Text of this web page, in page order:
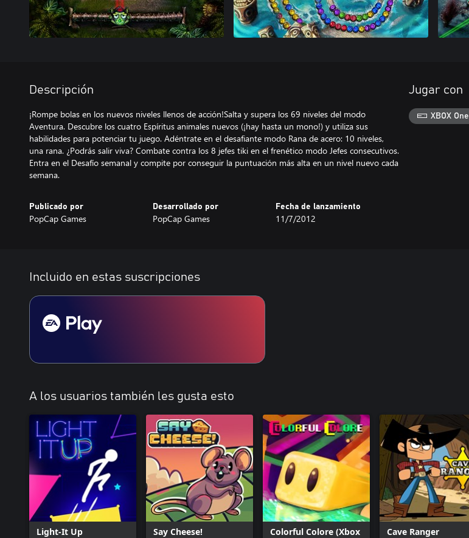
Descripción
¡Rompe bolas en los nuevos niveles llenos de acción!Salta y supera los 69 niveles del modo
Aventura. Descubre los cuatro Espíritus animales nuevos (¡hay hasta un mono!) y utiliza sus
habilidades para potenciar tu juego. Adéntrate en el desafiante modo Rana de acero: 10 niveles,
una rana. ¿Podrás salir viva? Combate contra los 8 jefes tiki en el frenético modo Jefes consecutivos.
Entra en el Desafío semanal y compite por conseguir la puntuación más alta en un nivel nuevo cada
semana.
Publicado por
PopCap Games
Desarrollado por
PopCap Games
Fecha de lanzamiento
11/7/2012
Jugar con
XBOX One
Incluido en estas suscripciones
A los usuarios también les gusta esto
Light-It Up Say Cheese! Colorful Colore (Xbox Cave Ranger